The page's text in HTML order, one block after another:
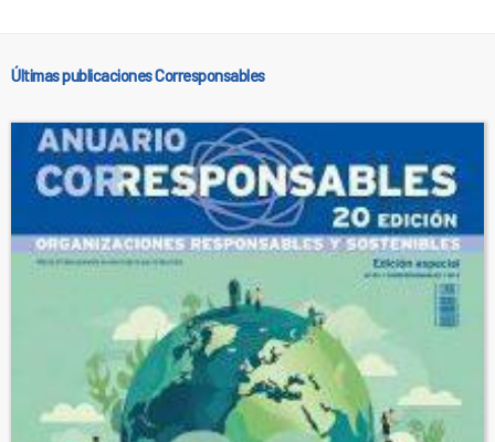
Últimas publicaciones Corresponsables